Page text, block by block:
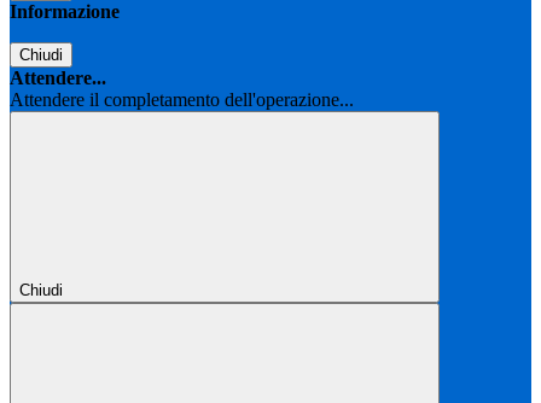
Informazione
Chiudi
Attendere...
Attendere il completamento dell'operazione...
Chiudi